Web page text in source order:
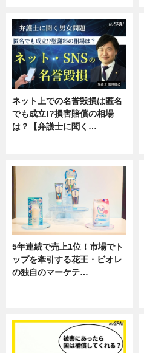
ネット上での名誉毀損は匿名
でも成立!?損害賠償の相場
は？【弁護士に聞く…
5年連続で売上1位！市場でト
ップを牽引する花王・ビオレ
の独自のマーケテ…